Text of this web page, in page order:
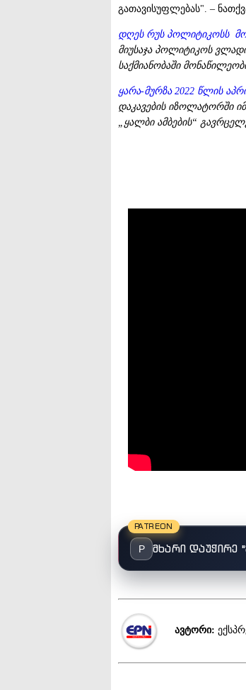
გათავისუფლებას". –
დღეს რუს პოლიტიკოსს
მიუსაჯა პოლიტიკოს
საქმიანობაში
ყარა-მურზა 2022 წლის
დაკავების იზოლატორში
„ყალბი ამბების“
PATREON
P მხარი დაუჭირე
ავტორი: